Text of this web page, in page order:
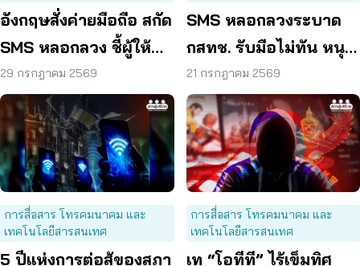
อังกฤษสั่งค่ายมือถือ สกัด
SMS หลอกลวง ชี้ผู้ให้
บริการต้องร่วมรับผิด
29 กรกฎาคม 2569
SMS หลอกลวงระบาด
กสทช. รับมือไม่ทัน หนุน
ใช้ พ.ร.ก. ไซเบอร์ เข้มข้น
21 กรกฎาคม 2569
การสื่อสาร โทรคมนาคม และ
เทคโนโลยีสารสนเทศ
5 ปีแห่งการต่อสู้ของสภา
การสื่อสาร โทรคมนาคม และ
เทคโนโลยีสารสนเทศ
เท “โอทีที” ไร้เข็มทิศ